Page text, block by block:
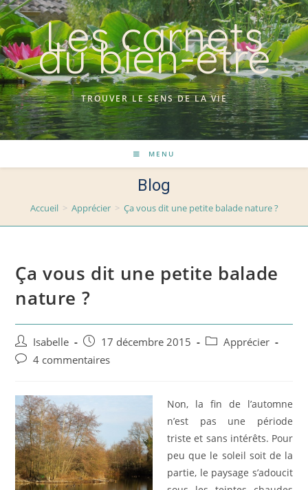
Skip
to
content
Les carnets
du bien-être
TROUVER LE SENS DE LA VIE
MENU
Blog
Accueil > Apprécier > Ça vous dit une petite balade nature ?
Ça vous dit une petite balade
nature ?
Auteur/autrice
de
Isabelle
Post
published:
17 décembre 2015
PostApprécier
Post4 commentaires
Non, la fin de l’automne
n’est pas une période
triste et sans intérêts. Pour
peu que le soleil soit de la
partie, le paysage s’adoucit